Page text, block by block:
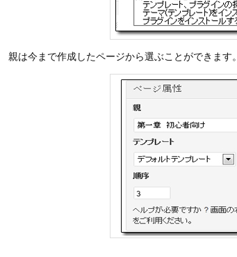
親は今まで作成したページから選ぶことができます。